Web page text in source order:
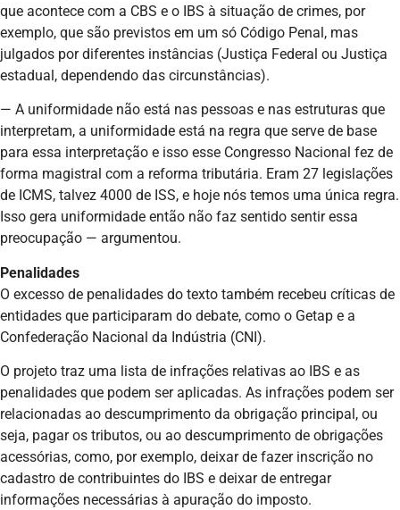
que acontece com a CBS e o IBS à situação de crimes, por
exemplo, que são previstos em um só Código Penal, mas
julgados por diferentes instâncias (Justiça Federal ou Justiça
estadual, dependendo das circunstâncias).
— A uniformidade não está nas pessoas e nas estruturas que
interpretam, a uniformidade está na regra que serve de base
para essa interpretação e isso esse Congresso Nacional fez de
forma magistral com a reforma tributária. Eram 27 legislações
de ICMS, talvez 4000 de ISS, e hoje nós temos uma única regra.
Isso gera uniformidade então não faz sentido sentir essa
preocupação — argumentou.
Penalidades
O excesso de penalidades do texto também recebeu críticas de
entidades que participaram do debate, como o Getap e a
Confederação Nacional da Indústria (CNI).
O projeto traz uma lista de infrações relativas ao IBS e as
penalidades que podem ser aplicadas. As infrações podem ser
relacionadas ao descumprimento da obrigação principal, ou
seja, pagar os tributos, ou ao descumprimento de obrigações
acessórias, como, por exemplo, deixar de fazer inscrição no
cadastro de contribuintes do IBS e deixar de entregar
informações necessárias à apuração do imposto.